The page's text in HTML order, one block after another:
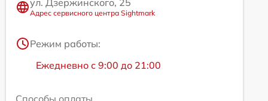
ул. Дзержинского, 25
Адрес сервисного центра Sightmark
Режим работы:
Ежедневно с 9:00 до 21:00
Способы оплаты